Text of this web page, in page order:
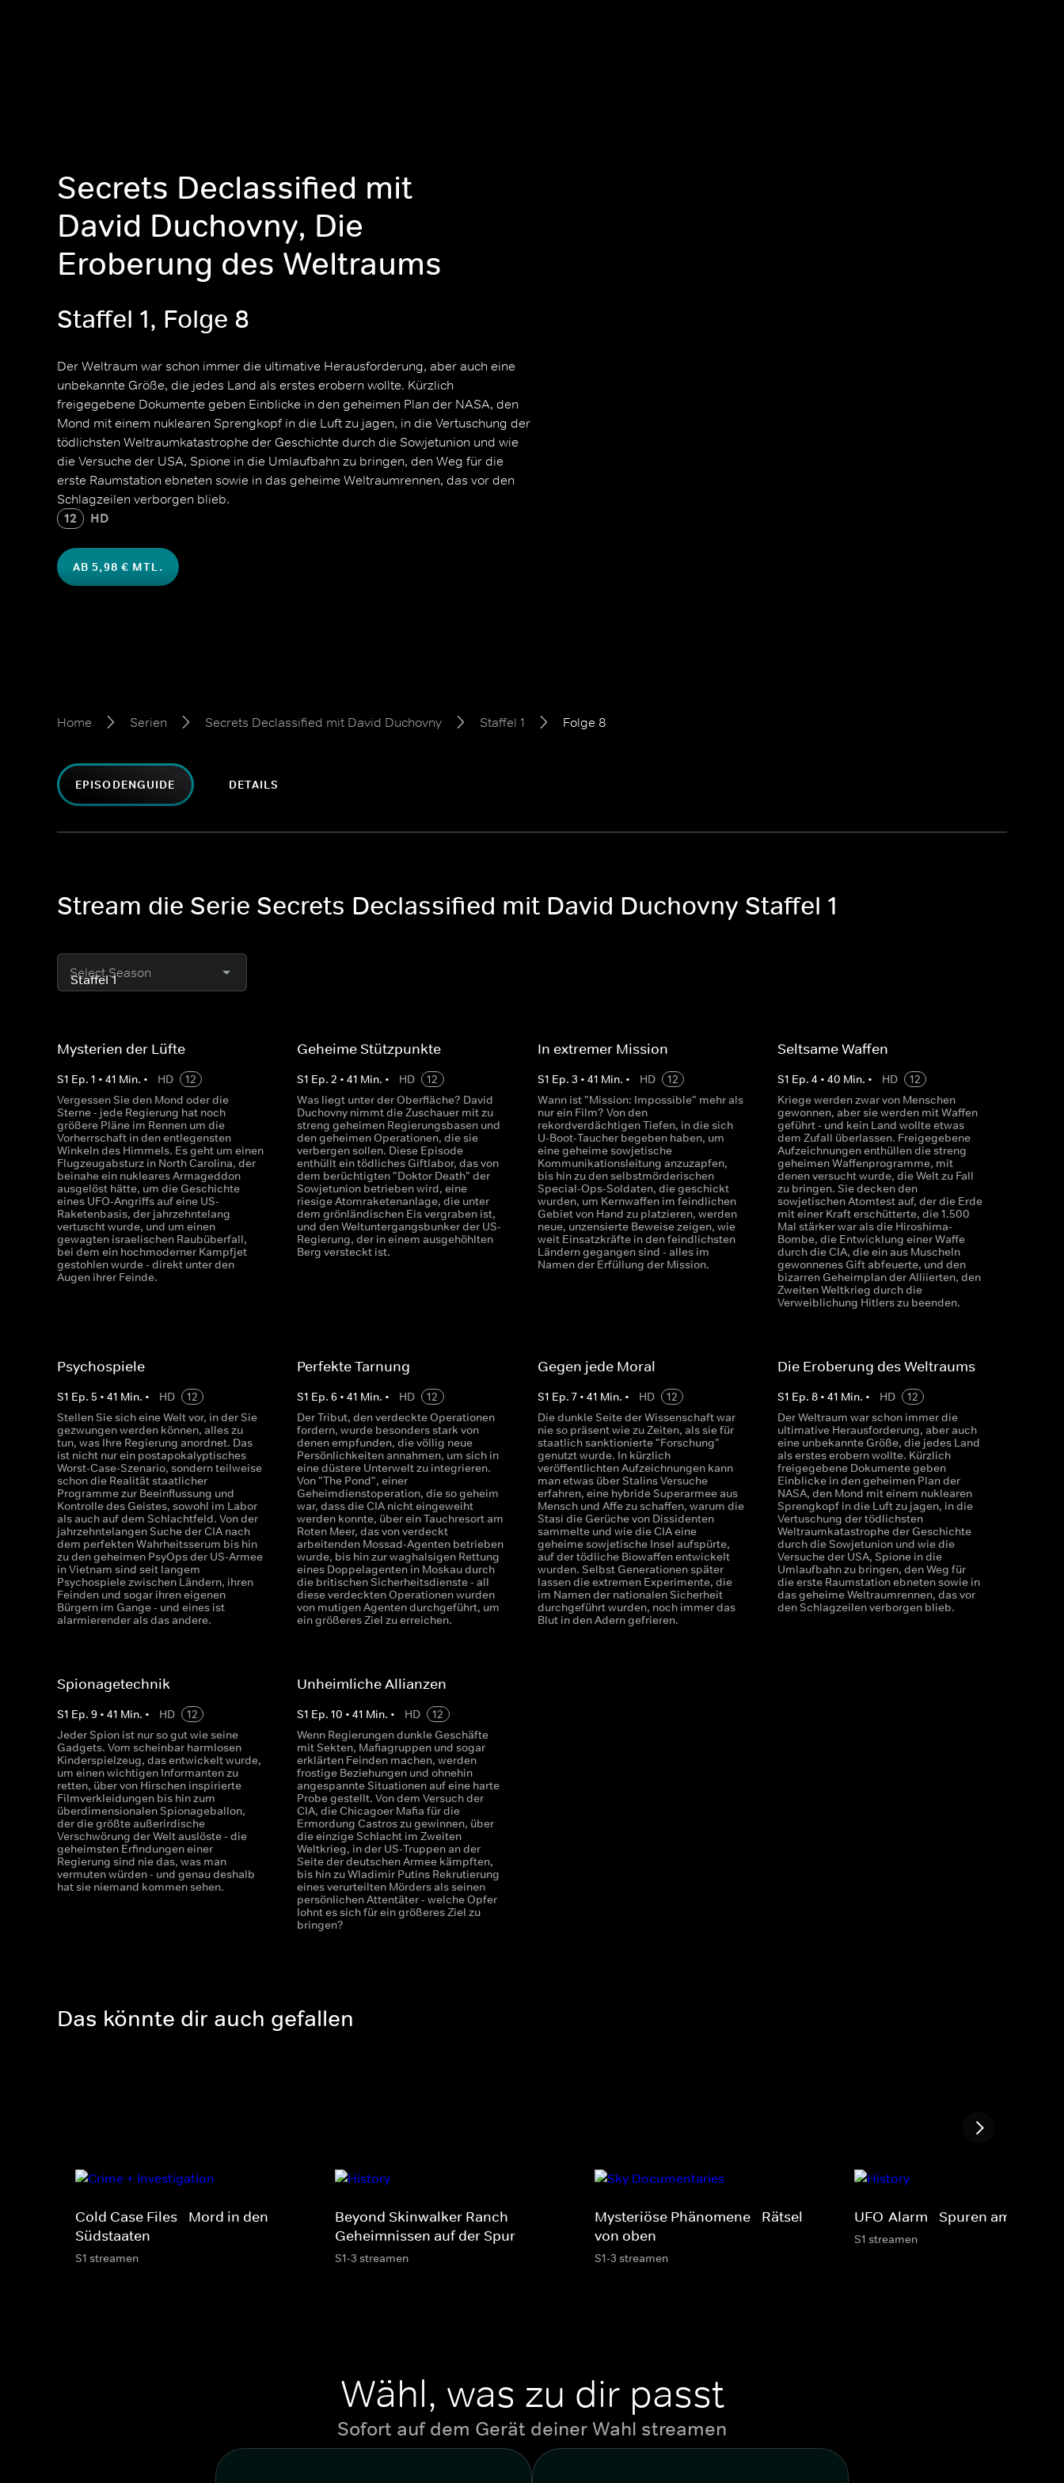
Secrets Declassified mit
David Duchovny, Die
Eroberung des Weltraums
Staffel 1, Folge 8
Der Weltraum war schon immer die ultimative Herausforderung, aber auch eine
unbekannte Größe, die jedes Land als erstes erobern wollte. Kürzlich
freigegebene Dokumente geben Einblicke in den geheimen Plan der NASA, den
Mond mit einem nuklearen Sprengkopf in die Luft zu jagen, in die Vertuschung der
tödlichsten Weltraumkatastrophe der Geschichte durch die Sowjetunion und wie
die Versuche der USA, Spione in die Umlaufbahn zu bringen, den Weg für die
erste Raumstation ebneten sowie in das geheime Weltraumrennen, das vor den
Schlagzeilen verborgen blieb.
12 HD
AB 5,98 € MTL.
Home Serien Secrets Declassified mit David Duchovny Staffel 1 Folge 8
EPISODENGUIDE DETAILS
Stream die Serie Secrets Declassified mit David Duchovny Staffel 1
Select Season
Mysterien der Lüfte
S1 Ep. 1 • 41 Min. • HD
12
Vergessen Sie den Mond oder die
Sterne - jede Regierung hat noch
größere Pläne im Rennen um die
Vorherrschaft in den entlegensten
Winkeln des Himmels. Es geht um einen
Flugzeugabsturz in North Carolina, der
beinahe ein nukleares Armageddon
ausgelöst hätte, um die Geschichte
eines UFO-Angriffs auf eine US-
Raketenbasis, der jahrzehntelang
vertuscht wurde, und um einen
gewagten israelischen Raubüberfall,
bei dem ein hochmoderner Kampfjet
gestohlen wurde - direkt unter den
Augen ihrer Feinde.
Geheime Stützpunkte
S1 Ep.2 •41 Min. • HD
12
Was liegt unter der Oberfläche? David
Duchovny nimmt die Zuschauer mit zu
streng geheimen Regierungsbasen und
den geheimen Operationen, die sie
verbergen sollen. Diese Episode
enthüllt ein tödliches Giftlabor, das von
dem berüchtigten "Doktor Death" der
Sowjetunion betrieben wird, eine
riesige Atomraketenanlage, die unter
dem grönländischen Eis vergraben ist,
und den Weltuntergangsbunker der US-
Regierung, der in einem ausgehöhlten
Berg versteckt ist.
In extremer Mission
S1 Ep. 3 • 41 Min. • HD
12
Wann ist "Mission: Impossible" mehr als
nur ein Film? Von den
rekordverdächtigen Tiefen, in die sich
U-Boot-Taucher begeben haben, um
eine geheime sowjetische
Kommunikationsleitung anzuzapfen,
bis hin zu den selbstmörderischen
Special-Ops-Soldaten, die geschickt
wurden, um Kernwaffen im feindlichen
Gebiet von Hand zu platzieren, werden
neue, unzensierte Beweise zeigen, wie
weit Einsatzkräfte in den feindlichsten
Ländern gegangen sind - alles im
Namen der Erfüllung der Mission.
Seltsame Waffen
S1 Ep. 4 • 40 Min. • HD
12
Kriege werden zwar von Menschen
gewonnen, aber sie werden mit Waffen
geführt - und kein Land wollte etwas
dem Zufall überlassen. Freigegebene
Aufzeichnungen enthüllen die streng
geheimen Waffenprogramme, mit
denen versucht wurde, die Welt zu Fall
zu bringen. Sie decken den
sowjetischen Atomtest auf, der die Erde
mit einer Kraft erschütterte, die 1.500
Mal stärker war als die Hiroshima-
Bombe, die Entwicklung einer Waffe
durch die CIA, die ein aus Muscheln
gewonnenes Gift abfeuerte, und den
bizarren Geheimplan der Alliierten, den
Zweiten Weltkrieg durch die
Verweiblichung Hitlers zu beenden.
Psychospiele
S1 Ep. 5 • 41 Min. • HD
12
Stellen Sie sich eine Welt vor, in der Sie
gezwungen werden können, alles zu
tun, was Ihre Regierung anordnet. Das
ist nicht nur ein postapokalyptisches
Worst-Case-Szenario, sondern teilweise
schon die Realität staatlicher
Programme zur Beeinflussung und
Kontrolle des Geistes, sowohl im Labor
als auch auf dem Schlachtfeld. Von der
jahrzehntelangen Suche der CIA nach
dem perfekten Wahrheitsserum bis hin
zu den geheimen PsyOps der US-Armee
in Vietnam sind seit langem
Psychospiele zwischen Ländern, ihren
Feinden und sogar ihren eigenen
Bürgern im Gange - und eines ist
alarmierender als das andere.
Perfekte Tarnung
S1 Ep.6 •41 Min. • HD
12
Der Tribut, den verdeckte Operationen
fordern, wurde besonders stark von
denen empfunden, die völlig neue
Persönlichkeiten annahmen, um sich in
eine düstere Unterwelt zu integrieren.
Von "The Pond", einer
Geheimdienstoperation, die so geheim
war, dass die CIA nicht eingeweiht
werden konnte, über ein Tauchresort am
Roten Meer, das von verdeckt
arbeitenden Mossad-Agenten betrieben
wurde, bis hin zur waghalsigen Rettung
eines Doppelagenten in Moskau durch
die britischen Sicherheitsdienste - all
diese verdeckten Operationen wurden
von mutigen Agenten durchgeführt, um
ein größeres Ziel zu erreichen.
Gegen jede Moral
S1 Ep. 7• 41 Min. • HD
12
Die dunkle Seite der Wissenschaft war
nie so präsent wie zu Zeiten, als sie für
staatlich sanktionierte "Forschung"
genutzt wurde. In kürzlich
veröffentlichten Aufzeichnungen kann
man etwas über Stalins Versuche
erfahren, eine hybride Superarmee aus
Mensch und Affe zu schaffen, warum die
Stasi die Gerüche von Dissidenten
sammelte und wie die CIA eine
geheime sowjetische Insel aufspürte,
auf der tödliche Biowaffen entwickelt
wurden. Selbst Generationen später
lassen die extremen Experimente, die
im Namen der nationalen Sicherheit
durchgeführt wurden, noch immer das
Blut in den Adern gefrieren.
Die Eroberung des Weltraums
S1 Ep. 8• 41 Min. • HD
12
Der Weltraum war schon immer die
ultimative Herausforderung, aber auch
eine unbekannte Größe, die jedes Land
als erstes erobern wollte. Kürzlich
freigegebene Dokumente geben
Einblicke in den geheimen Plan der
NASA, den Mond mit einem nuklearen
Sprengkopf in die Luft zu jagen, in die
Vertuschung der tödlichsten
Weltraumkatastrophe der Geschichte
durch die Sowjetunion und wie die
Versuche der USA, Spione in die
Umlaufbahn zu bringen, den Weg für
die erste Raumstation ebneten sowie in
das geheime Weltraumrennen, das vor
den Schlagzeilen verborgen blieb.
Spionagetechnik
S1 Ep. 9 • 41 Min. • HD
12
Jeder Spion ist nur so gut wie seine
Gadgets. Vom scheinbar harmlosen
Kinderspielzeug, das entwickelt wurde,
um einen wichtigen Informanten zu
retten, über von Hirschen inspirierte
Filmverkleidungen bis hin zum
überdimensionalen Spionageballon,
der die größte außerirdische
Verschwörung der Welt auslöste - die
geheimsten Erfindungen einer
Regierung sind nie das, was man
vermuten würden - und genau deshalb
hat sie niemand kommen sehen.
Unheimliche Allianzen
S1 Ep.10 •41 Min. • HD
12
Wenn Regierungen dunkle Geschäfte
mit Sekten, Mafiagruppen und sogar
erklärten Feinden machen, werden
frostige Beziehungen und ohnehin
angespannte Situationen auf eine harte
Probe gestellt. Von dem Versuch der
CIA, die Chicagoer Mafia für die
Ermordung Castros zu gewinnen, über
die einzige Schlacht im Zweiten
Weltkrieg, in der US-Truppen an der
Seite der deutschen Armee kämpften,
bis hin zu Wladimir Putins Rekrutierung
eines verurteilten Mörders als seinen
persönlichen Attentäter - welche Opfer
lohnt es sich für ein größeres Ziel zu
bringen?
Das könnte dir auch gefallen
Cold Case Files - Mord in den
Südstaaten
S1 streamen
Beyond Skinwalker Ranch -
Geheimnissen auf der Spur
S1-3 streamen
Mysteriöse Phänomene - Rätsel
von oben
S1-3 streamen
UFO-Alarm - Spuren am
S1 streamen
Wähl, was zu dir passt
Sofort auf dem Gerät deiner Wahl streamen